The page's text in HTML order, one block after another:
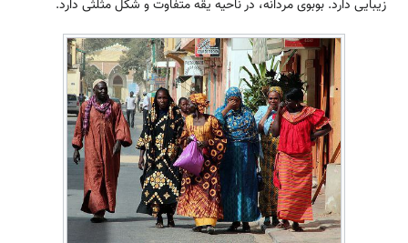
زیبایی دارد. بوبوی مردانه، در ناحیه یقه متفاوت و شکل مثلثی دارد.